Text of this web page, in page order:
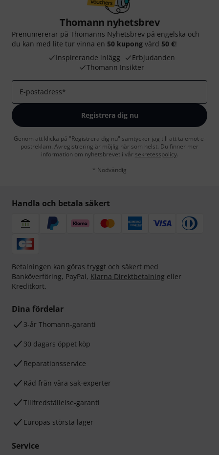
Thomann nyhetsbrev
Prenumererar på Thomanns Nyhetsbrev på engelska och
du kan med lite tur vinna en 50 kupong värd 50 €!
Inspirerande inlägg
Erbjudanden
Thomann Insikter
E-postadress*
Registrera dig nu
Genom att klicka på "Registrera dig nu" samtycker jag till att ta emot e-
postreklam. Avregistrering är möjlig när som helst. Du finner mer
information om nyhetsbrevet i vår sekretesspolicy.
* Nödvändig
Handla och betala säkert
Betalningen kan göras tryggt och säkert med
Banköverföring, PayPal, Klarna Direktbetalning eller
Kreditkort.
Dina fördelar
3-år Thomann-garanti
30 dagars öppet köp
Reparationsservice
Råd från våra sak-experter
Tillfredställelse-garanti
Europas största lager
Service